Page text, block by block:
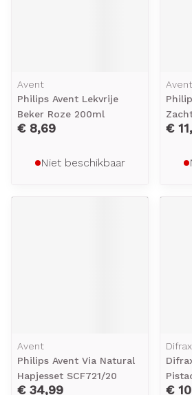
Avent
Philips Avent Lekvrije
Beker Roze 200ml
€ 8,69
Niet beschikbaar
Avent
€
Avent
Philips Avent Via Natural
Hapjesset SCF721/20
€ 34,99
Difrax
€